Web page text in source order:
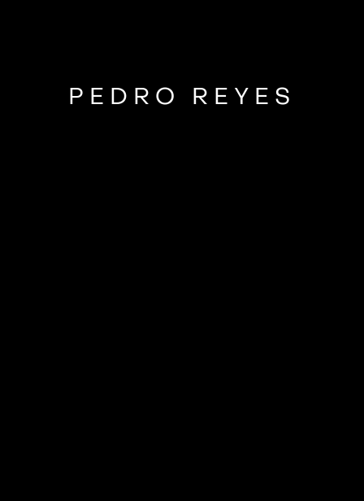
PEDRO REYES